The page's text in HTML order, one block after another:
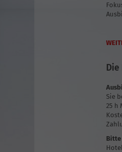
Die
Sie
25 h
Bitte